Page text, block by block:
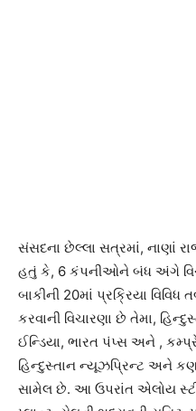
સંસદના છેલ્લા સત્રમાં, નાણાં
હતું કે, 6 કંપનીઓને બંધ અંગે
બાકીની 20માં પ્રક્રિયા
કરવાની વિચારણા છે તેમા,
ઈન્ડિયા, ભારત પંપ્સ અને ,
હિન્દુસ્તાન ન્યૂઝપ્રિન્ટ અને
સામેલ છે. આ ઉપરાંત એલોય